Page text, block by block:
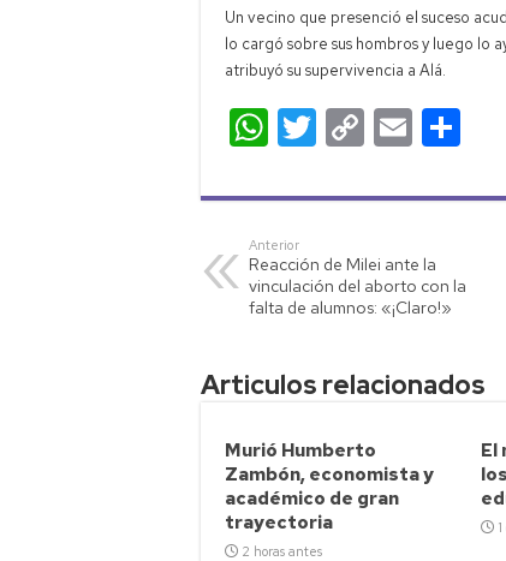
Un vecino que presenció el suceso
lo cargó sobre sus hombros y luego lo
atribuyó su supervivencia a Alá.
W
h
at
s
A
p
T
wi
tt
C
o
p
Li
nk
E
m
ail m
ar
Anterior
Reacción de Milei ante la
vinculación del aborto con la
falta de alumnos: «¡Claro!»
Articulos relacionados
Murió Humberto
Zambón, economista y
académico de gran
trayectoria
2 horas antes
El